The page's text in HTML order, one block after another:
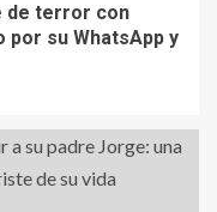
de terror con
por su WhatsApp y